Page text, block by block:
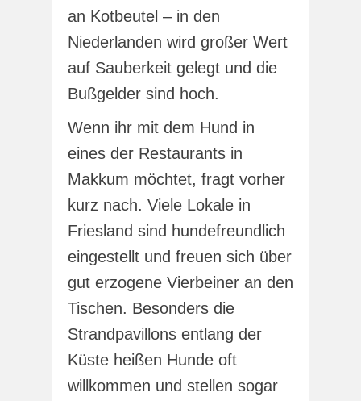
an Kotbeutel – in den
Niederlanden wird großer Wert
auf Sauberkeit gelegt und die
Bußgelder sind hoch.
Wenn ihr mit dem Hund in
eines der Restaurants in
Makkum möchtet, fragt vorher
kurz nach. Viele Lokale in
Friesland sind hundefreundlich
eingestellt und freuen sich über
gut erzogene Vierbeiner an den
Tischen. Besonders die
Strandpavillons entlang der
Küste heißen Hunde oft
willkommen und stellen sogar